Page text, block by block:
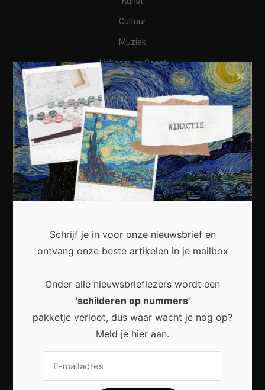
Cultuur
Muziek
Lichaam en Geest
Reizen
Wonen
Business
Financieel
Varia
Waarom een thuisbatterij steeds interessanter
wordt voor Nederlandse huishoudens
Schrijf je in voor onze nieuwsbrief en
ontvang onze beste artikelen in je mailbox
Onder alle nieuwsbrieflezers wordt een
'schilderen op nummers'
pakketje verloot, dus waar wacht je nog op?
Meld je hier aan.
×